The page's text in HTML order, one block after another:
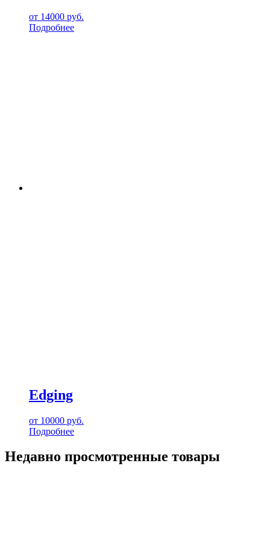
от 14000 руб.
Подробнее
Edging
от 10000 руб.
Подробнее
Недавно просмотренные товары